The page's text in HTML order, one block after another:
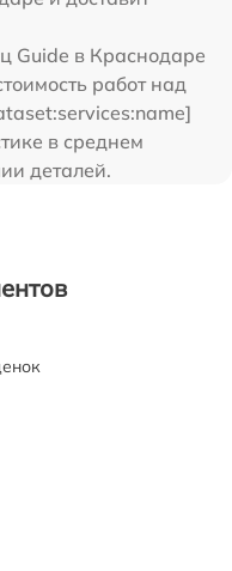
Guide в Краснодаре
работ над
в среднем
деталей.